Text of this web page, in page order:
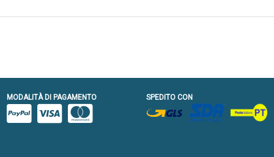
MODALITÀ DI PAGAMENTO SPEDITO CON